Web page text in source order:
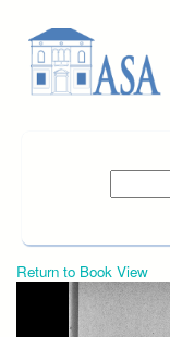
Return to Book View